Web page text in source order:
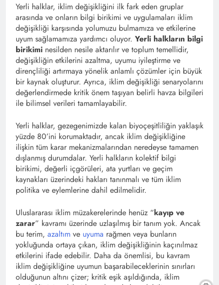
Yerli halklar, iklim değişikliğini ilk fark eden gruplar
arasında ve onların bilgi birikimi ve uygulamaları iklim
değişikliği karşısında yolumuzu bulmamıza ve etkilerine
uyum sağlamamıza yardımcı oluyor. Yerli halkların bilgi
birikimi nesilden nesile aktarılır ve toplum temellidir,
değişikliğin etkilerini azaltma, uyumu iyileştirme ve
dirençliliği artırmaya yönelik anlamlı çözümler için büyük
bir kaynak oluşturur. Ayrıca, iklim değişikliği senaryolarını
değerlendirmede kritik önem taşıyan belirli havza bilgileri
ile bilimsel verileri tamamlayabilir.
Yerli halklar, gezegenimizde kalan biyoçeşitliliğin yaklaşık
yüzde 80’ini korumaktadır, ancak iklim değişikliğine
ilişkin tüm karar mekanizmalarından neredeyse tamamen
dışlanmış durumdalar. Yerli halkların kolektif bilgi
birikimi, değerli içgörüleri, ata yurtları ve geçim
kaynakları üzerindeki hakları tanınmalı ve tüm iklim
politika ve eylemlerine dahil edilmelidir.
Uluslararası iklim müzakerelerinde henüz “kayıp ve
zarar” kavramı üzerinde uzlaşılmış bir tanım yok. Ancak
bu terim, azaltım ve uyuma rağmen veya bunların
yokluğunda ortaya çıkan, iklim değişikliğinin kaçınılmaz
etkilerini ifade edebilir. Daha da önemlisi, bu kavram
iklim değişikliğine uyumun başarabileceklerinin sınırları
olduğunun altını çizer; kritik eşik aşıldığında, iklim